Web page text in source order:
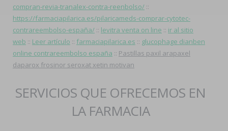
compran-revia-tranalex-contra-reenbolso/ ::
https://farmaciapilarica.es/pilaricameds-comprar-cytotec-
contrareembolso-españa/ :: levitra venta on line :: ir al sitio
web :: Leer artículo :: farmaciapilarica.es :: glucophage dianben
online contrareembolso españa :: Pastillas paxil arapaxel
daparox frosinor seroxat xetin motivan
SERVICIOS QUE OFRECEMOS EN
LA FARMACIA